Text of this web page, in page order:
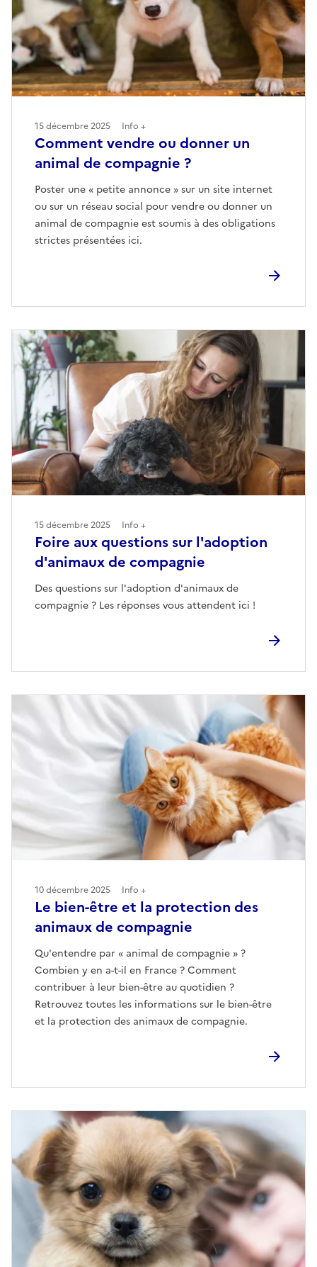
Comment vendre ou donner un
animal de compagnie ?
Poster une « petite annonce » sur un site internet
ou sur un réseau social pour vendre ou donner un
animal de compagnie est soumis à des obligations
strictes présentées ici.
15 décembre 2025 Info +
Foire aux questions sur l'adoption
d'animaux de compagnie
Des questions sur l'adoption d'animaux de
compagnie ? Les réponses vous attendent ici !
15 décembre 2025 Info +
Le bien-être et la protection des
animaux de compagnie
Qu'entendre par « animal de compagnie » ?
Combien y en a-t-il en France ? Comment
contribuer à leur bien-être au quotidien ?
Retrouvez toutes les informations sur le bien-être
et la protection des animaux de compagnie.
10 décembre 2025 Info +